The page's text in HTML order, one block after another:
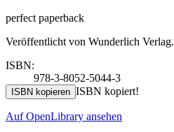
perfect paperback
Veröffentlicht von Wunderlich Verlag.
ISBN:
978-3-8052-5044-3
ISBN kopieren ISBN kopiert!
Auf OpenLibrary ansehen